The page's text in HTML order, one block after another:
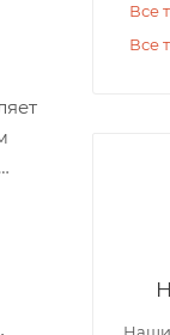
Все
Все